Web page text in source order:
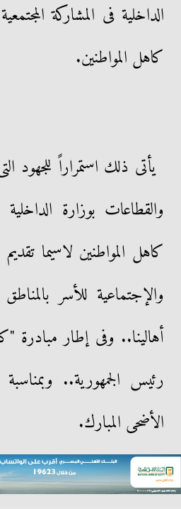
الداخلية فى المشاركة
كاهل المواطنين.
يأتى ذلك استمراراً للجهود
والقطاعات بوزارة
كاهل المواطنين لاسيما تقديم
والإجتماعية للأسر
أهالينا.. وفى إطار مبادرة
رئيس الجمهورية..
الأضحى المبارك.